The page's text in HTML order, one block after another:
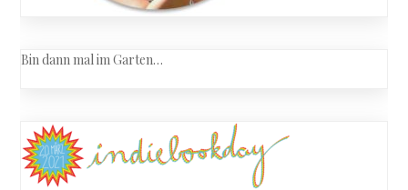
Bin dann mal im Garten…